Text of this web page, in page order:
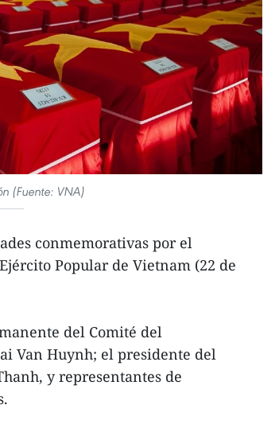
(Fuente: VNA)
conmemorativas por el
Popular de Vietnam (22 de
del Comité del
Van Huynh; el presidente del
y representantes de